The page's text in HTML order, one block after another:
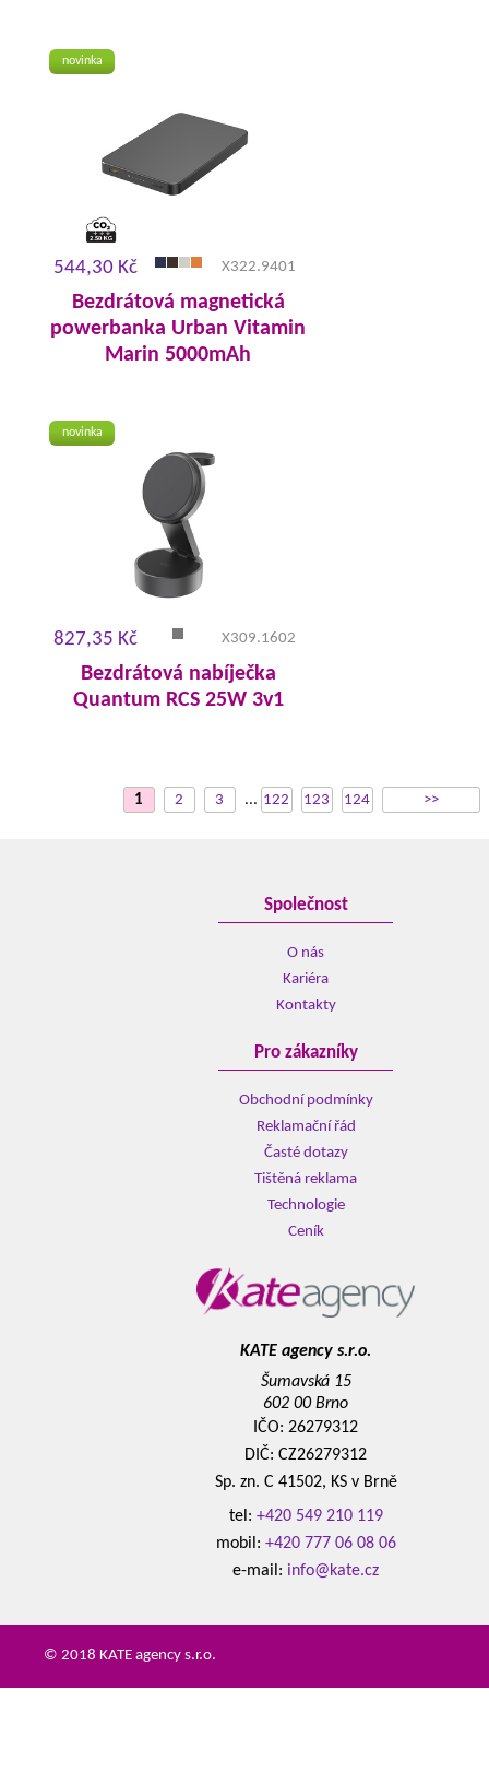
novinka
544,30 Kč X322.9401
Bezdrátová magnetická
powerbanka Urban Vitamin
Marin 5000mAh
novinka
827,35 Kč X309.1602
Bezdrátová nabíječka
Quantum RCS 25W 3v1
1 2 3 ... 122 123 124 >>
Společnost
O nás
Kariéra
Kontakty
Pro zákazníky
Obchodní podmínky
Reklamační řád
Časté dotazy
Tištěná reklama
Technologie
Ceník
KATE agency s.r.o.
Šumavská 15
602 00 Brno
IČO: 26279312
DIČ: CZ26279312
Sp. zn. C 41502, KS v Brně
tel: +420 549 210 119
mobil: +420 777 06 08 06
e-mail: info@kate.cz
© 2018 KATE agency s.r.o.